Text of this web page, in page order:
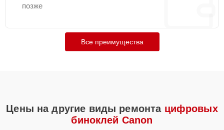
позже
Все преимущества
Цены на другие виды ремонта цифровых
биноклей Canon